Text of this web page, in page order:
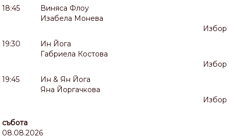
18:45
Виняса Флоу
Изабела Монева
Избор
19:30
Ин Йога
Габриела Костова
Избор
19:45
Ин & Ян Йога
Яна Йоргачкова
Избор
събота
08.08.2026